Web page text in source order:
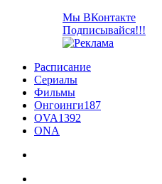
Мы ВКонтакте
Подписывайся!!!
Расписание
Сериалы
Фильмы
Онгоинги187
OVA1392
ONA